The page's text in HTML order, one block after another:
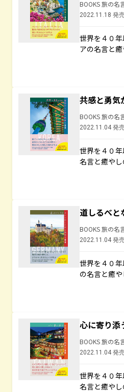
BOOKS 旅の名
2022.11.18 発
世界を４０
アの名言と
共感と勇気
BOOKS 旅の名
2022.11.04 発
世界を４０
名言と癒や
道しるべと
BOOKS 旅の名
2022.11.04 発
世界を４０
の名言と癒
心に寄り添
BOOKS 旅の名
2022.11.04 発
世界を４０
名言と癒や